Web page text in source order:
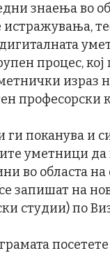
знаења во
процес, кој
израз
професорски
поканува и
уметници да
во областа
запишат на
студии) по
посетете